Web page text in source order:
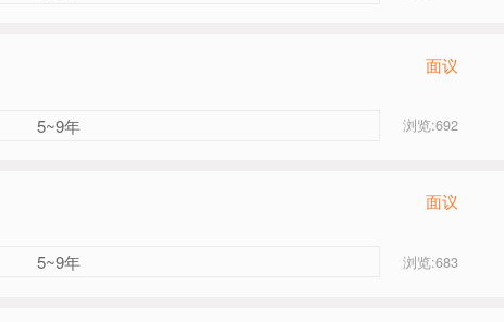
面议
5~9年 浏览:692
面议
5~9年 浏览:683